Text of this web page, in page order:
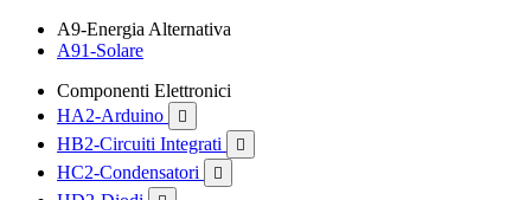
A9-Energia Alternativa
A91-Solare
Componenti Elettronici
HA2-Arduino

HB2-Circuiti Integrati 
HC2-Condensatori 